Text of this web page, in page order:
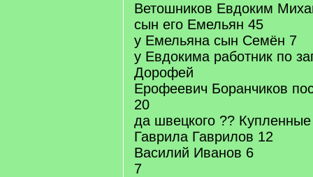
Ветошников Евдоким
сын его Емельян 45
у Емельяна сын Семён 7
у Евдокима работник по
Дорофей
Ерофеевич Боранчиков
20
да швецкого ?? Купленные
Гаврила Гаврилов 12
Василий Иванов 6
7